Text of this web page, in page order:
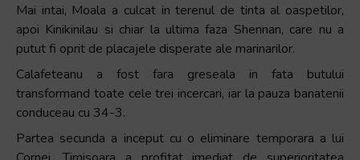
Mai intai, Moala a culcat in terenul de tinta al oaspetilor,
apoi Kinikinilau si chiar la ultima faza Shennan, care nu a
putut fi oprit de placajele disperate ale marinarilor.
Calafeteanu a fost fara greseala in fata butului
transformand toate cele trei incercari, iar la pauza banatenii
conduceau cu 34-3.
Partea secunda a inceput cu o eliminare temporara a lui